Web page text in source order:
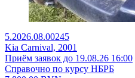
5.2026.08.00245
Kia Carnival, 2001
Приём заявок до 19.08.26 16:00
Справочно по курсу НБРБ